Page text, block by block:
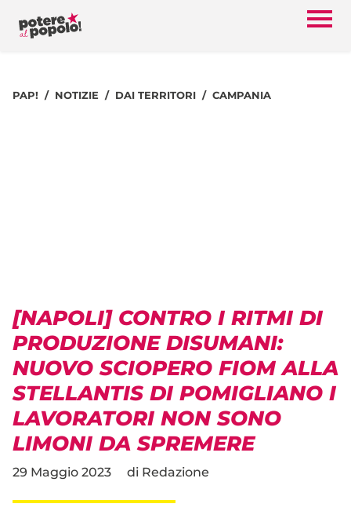
PAP! NOTIZIE DAI TERRITORI CAMPANIA
[NAPOLI] CONTRO I RITMI DI
PRODUZIONE DISUMANI:
NUOVO SCIOPERO FIOM ALLA
STELLANTIS DI POMIGLIANO I
LAVORATORI NON SONO
LIMONI DA SPREMERE
29 Maggio 2023 di Redazione